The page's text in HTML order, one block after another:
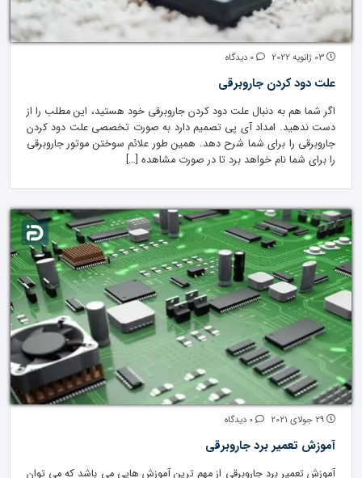
علت دود کردن جاروبرقی
اگر شما هم به دنبال علت دود کردن جاروبرقی خود هستید، این مطلب را از
دست ندهید. امداد آی پی تصمیم دارد به صورت تخصصی علت دود کردن
جاروبرقی را برای شما شرح دهد. همین طور علائم سوختن موتور جاروبرقی
را برای شما نام خواهد برد تا در صورت مشاهده […]
آموزش تعمیر برد جاروبرقی
آموزش تعمیر برد جاروبرقی از مهم ترین آموزش هایی می باشد که می توان